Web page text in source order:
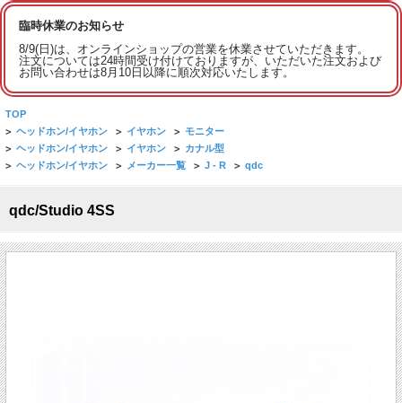
臨時休業のお知らせ
8/9(日)は、オンラインショップの営業を休業させていただきます。
注文については24時間受け付けておりますが、いただいた注文および
お問い合わせは8月10日以降に順次対応いたします。
TOP
> ヘッドホン/イヤホン > イヤホン > モニター
> ヘッドホン/イヤホン > イヤホン > カナル型
> ヘッドホン/イヤホン > メーカー一覧 > J - R > qdc
qdc/Studio 4SS